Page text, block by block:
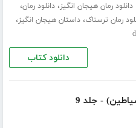
دانلود رمان هیجان انگیز،دانلود رمان،
رمان ترسناک،داستان هیجان انگیز،
دانلود کتاب
- جلد 9